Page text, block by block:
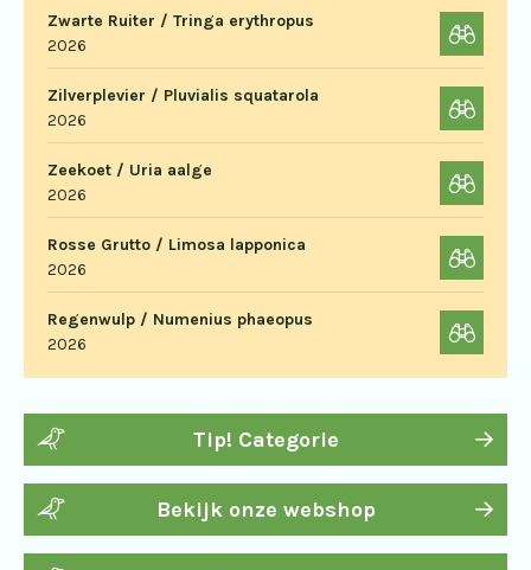
Zwarte Ruiter / Tringa erythropus
2026
Zilverplevier / Pluvialis squatarola
2026
Zeekoet / Uria aalge
2026
Rosse Grutto / Limosa lapponica
2026
Regenwulp / Numenius phaeopus
2026
Tip! Categorie
Bekijk onze webshop